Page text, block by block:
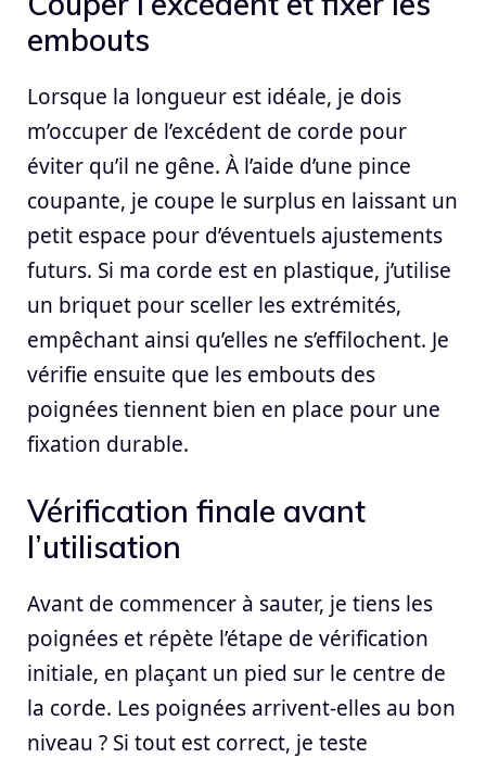
embouts
Lorsque la longueur est idéale, je dois
m’occuper de l’excédent de corde pour
éviter qu’il ne gêne. À l’aide d’une pince
coupante, je coupe le surplus en laissant un
petit espace pour d’éventuels ajustements
futurs. Si ma corde est en plastique, j’utilise
un briquet pour sceller les extrémités,
empêchant ainsi qu’elles ne s’effilochent. Je
vérifie ensuite que les embouts des
poignées tiennent bien en place pour une
fixation durable.
Vérification finale avant
l’utilisation
Avant de commencer à sauter, je tiens les
poignées et répète l’étape de vérification
initiale, en plaçant un pied sur le centre de
la corde. Les poignées arrivent-elles au bon
niveau ? Si tout est correct, je teste